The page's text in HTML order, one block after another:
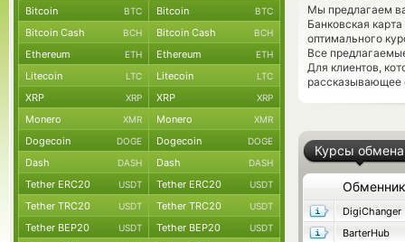
Мы предлагаем
Банковская
оптимального
Все
Для клиентов,
рассказывающее
Курсы обмена
Обменник
DigiChanger
BarterHub
Bitcoin BTC Bitcoin BTC
Bitcoin Cash BCH Bitcoin Cash BCH
Ethereum ETH Ethereum ETH
Litecoin LTC Litecoin LTC
XRP XRP XRP XRP
Monero XMR Monero XMR
Dogecoin DOGE Dogecoin DOGE
Dash DASH Dash DASH
Tether ERC20 USDT Tether ERC20 USDT
Tether TRC20 USDT Tether TRC20 USDT
Tether BEP20 USDT Tether BEP20 USDT